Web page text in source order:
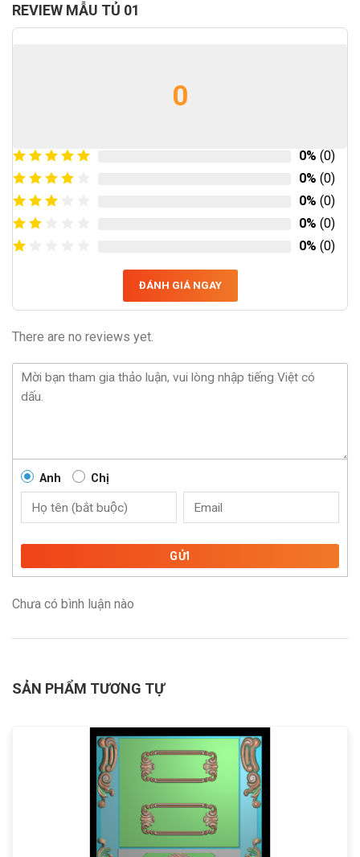
REVIEW MẪU TỦ 01
0
0% (0)
0% (0)
0% (0)
0% (0)
0% (0)
ĐÁNH GIÁ NGAY
There are no reviews yet.
Anh Chị
GỬI
Chưa có bình luận nào
SẢN PHẨM TƯƠNG TỰ